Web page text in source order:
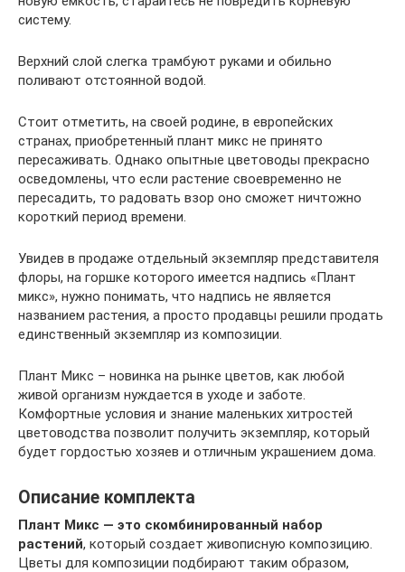
систему.
Верхний слой слегка трамбуют руками и обильно
поливают отстоянной водой.
Стоит отметить, на своей родине, в европейских
странах, приобретенный плант микс не принято
пересаживать. Однако опытные цветоводы прекрасно
осведомлены, что если растение своевременно не
пересадить, то радовать взор оно сможет ничтожно
короткий период времени.
Увидев в продаже отдельный экземпляр представителя
флоры, на горшке которого имеется надпись «Плант
микс», нужно понимать, что надпись не является
названием растения, а просто продавцы решили продать
единственный экземпляр из композиции.
Плант Микс – новинка на рынке цветов, как любой
живой организм нуждается в уходе и заботе.
Комфортные условия и знание маленьких хитростей
цветоводства позволит получить экземпляр, который
будет гордостью хозяев и отличным украшением дома.
Описание комплекта
Плант Микс — это скомбинированный набор
растений, который создает живописную композицию.
Цветы для композиции подбирают таким образом,